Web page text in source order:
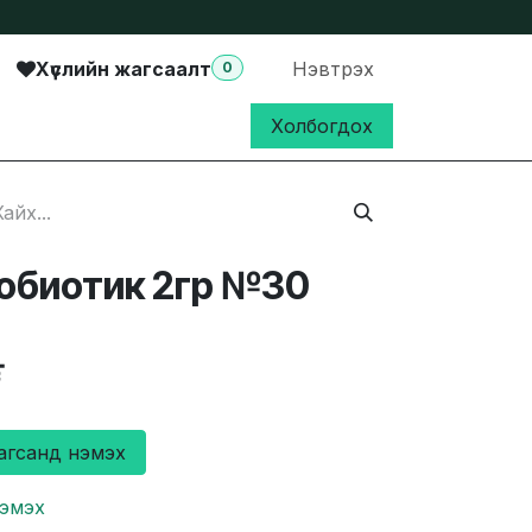
Хүслийн жагсаалт 0 Нэвтрэх
Холбогдох
2гр №30
нэмэх